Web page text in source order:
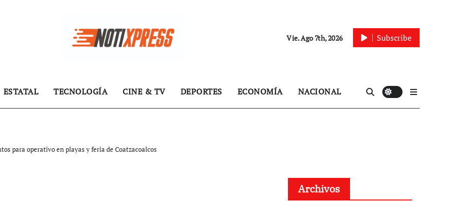
Vie. Ago 7th, 2026 Subscribe
ESTATAL TECNOLOGÍA CINE & TV DEPORTES ECONOMÍA NACIONAL
para operativo en playas y feria de Coatzacoalcos
Archivos